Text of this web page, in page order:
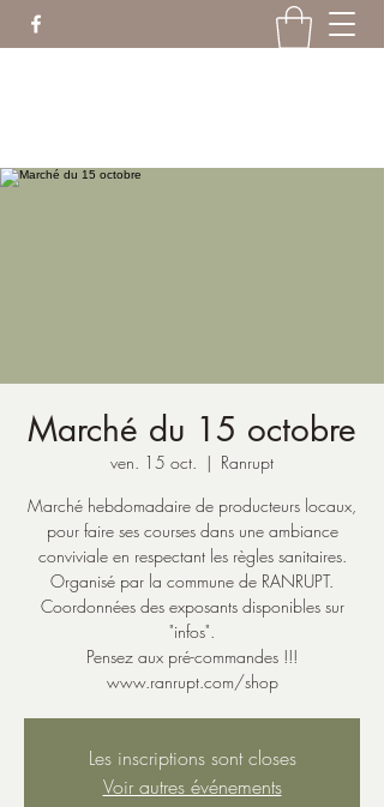
Marché du 15 octobre
ven. 15 oct.
  |
Ranrupt
Marché hebdomadaire de producteurs locaux,
pour faire ses courses dans une ambiance
conviviale en respectant les règles sanitaires.
Organisé par la commune de RANRUPT.
Coordonnées des exposants disponibles sur
"infos".
Pensez aux pré-commandes !!!
www.ranrupt.com/shop
Les inscriptions sont closes
Voir autres événements